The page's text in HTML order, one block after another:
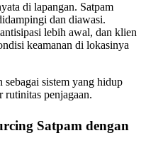
di lapangan. Satpam
dan diawasi.
lebih awal, dan klien
keamanan di lokasinya
sebagai sistem yang hidup
rutinitas penjagaan.
Satpam dengan